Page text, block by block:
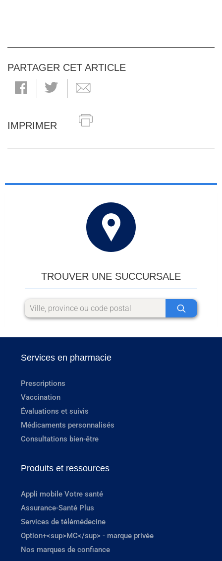
PARTAGER CET ARTICLE
IMPRIMER
TROUVER UNE SUCCURSALE
Services en pharmacie
Prescriptions
Vaccination
Évaluations et suivis
Médicaments personnalisés
Consultations bien-être
Produits et ressources
Appli mobile Votre santé
Assurance-Santé Plus
Services de télémédecine
Option+<sup>MC</sup> - marque privée
Nos marques de confiance